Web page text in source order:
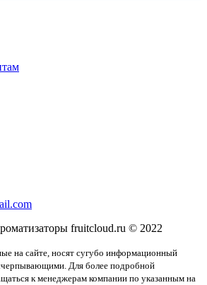
fruitcloud.ru © 2022
на сайте, носят сугубо информационный
Для более подробной
к менеджерам компании по указанным на